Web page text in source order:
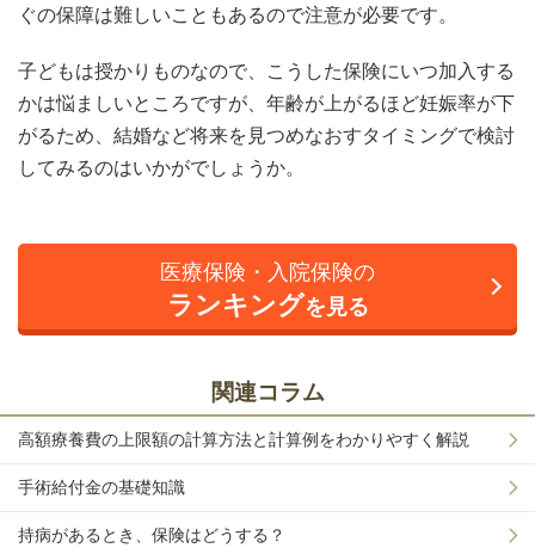
ぐの保障は難しいこともあるので注意が必要です。
子どもは授かりものなので、こうした保険にいつ加入する
かは悩ましいところですが、年齢が上がるほど妊娠率が下
がるため、結婚など将来を見つめなおすタイミングで検討
してみるのはいかがでしょうか。
医療保険・入院保険の
ランキングを見る
関連コラム
高額療養費の上限額の計算方法と計算例をわかりやすく解説
手術給付金の基礎知識
持病があるとき、保険はどうする？